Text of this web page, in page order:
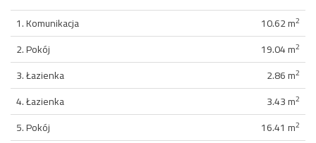
1. Komunikacja 10.62 m2
2. Pokój 19.04 m2
3. Łazienka 2.86 m2
4. Łazienka 3.43 m2
5. Pokój 16.41 m2